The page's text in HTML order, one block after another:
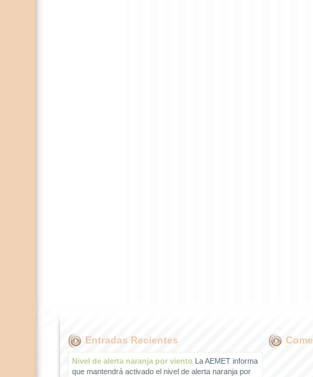
Entradas Recientes
Nivel de alerta naranja por vientoLa AEMET informa
que mantendrá activado el nivel de alerta naranja por